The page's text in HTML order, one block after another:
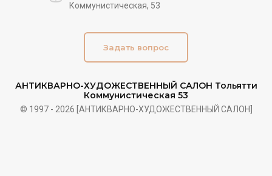
АНТИКВАРНО-ХУДОЖЕСТВЕННЫЙ САЛОН Тольятти
Коммунистическая 53
© 1997 - 2026 [АНТИКВАРНО-ХУДОЖЕСТВЕННЫЙ САЛОН]
Коммунистическая, 53
Задать вопрос